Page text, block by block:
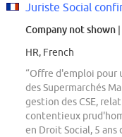
Juriste Social
Company not shown
HR, French
“Offre d'emploi pour
des Supermarchés
gestion des CSE,
contentieux
en Droit Social, 5